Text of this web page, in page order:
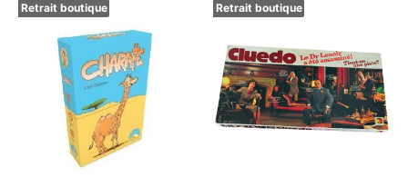
Retrait boutique Retrait boutique